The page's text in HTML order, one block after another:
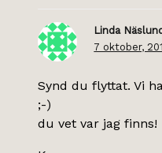
Linda
7 oktober,
Synd du flyttat. Vi
;-)
du vet var jag finns!